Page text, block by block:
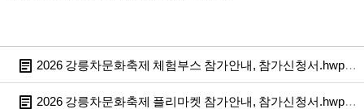
2026 강릉차문화축제 체험부스 참가안내, 참가신청서.hwp (
2026 강릉차문화축제 플리마켓 참가안내, 참가신청서.hwp (